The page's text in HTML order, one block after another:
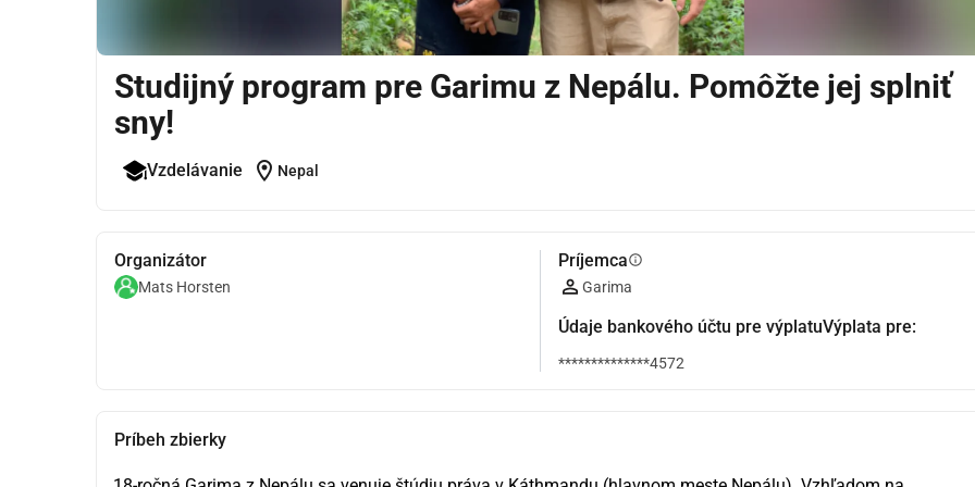
Studijný program pre Garimu z Nepálu. Pomôžte jej splniť
sny!
Vzdelávanie location_on Nepal
Organizátor
Mats Horsten
Príjemcainfo
Garima
Údaje bankového účtu pre výplatuVýplata pre:
**************4572
Príbeh zbierky